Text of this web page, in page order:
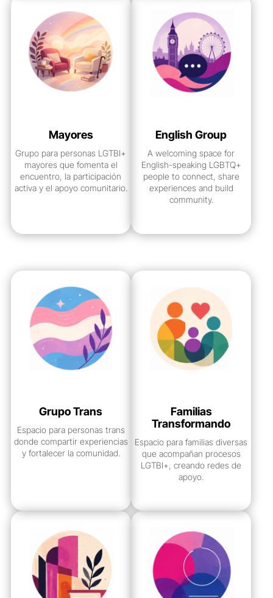
Mayores
Grupo para personas LGTBI+
mayores que fomenta el
encuentro, la participación
activa y el apoyo comunitario.
English Group
A welcoming space for
English-speaking LGBTQ+
people to connect, share
experiences and build
community.
Grupo Trans
Espacio para personas trans
donde compartir experiencias
y fortalecer la comunidad.
Familias
Transformando
Espacio para familias diversas
que acompañan procesos
LGTBI+, creando redes de
apoyo.